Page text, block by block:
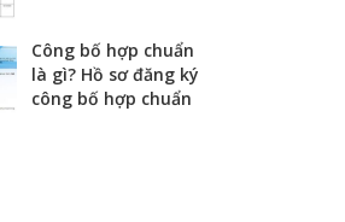
Công bố hợp chuẩn
là gì? Hồ sơ đăng ký
công bố hợp chuẩn